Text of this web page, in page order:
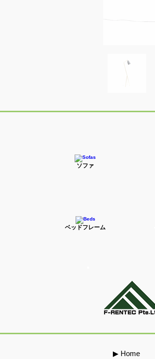
ソファ
ベッドフレーム
​▶ Home